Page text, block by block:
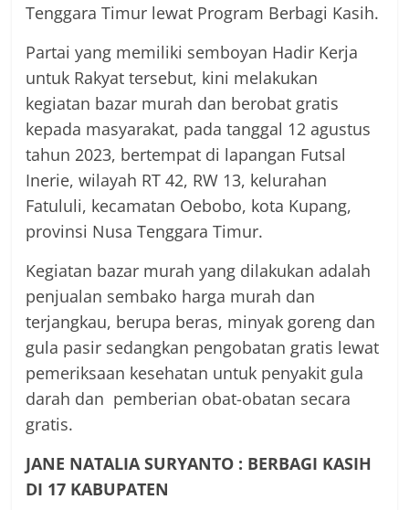
Tenggara Timur lewat Program Berbagi Kasih.
Partai yang memiliki semboyan Hadir Kerja
untuk Rakyat tersebut, kini melakukan
kegiatan bazar murah dan berobat gratis
kepada masyarakat, pada tanggal 12 agustus
tahun 2023, bertempat di lapangan Futsal
Inerie, wilayah RT 42, RW 13, kelurahan
Fatululi, kecamatan Oebobo, kota Kupang,
provinsi Nusa Tenggara Timur.
Kegiatan bazar murah yang dilakukan adalah
penjualan sembako harga murah dan
terjangkau, berupa beras, minyak goreng dan
gula pasir sedangkan pengobatan gratis lewat
pemeriksaan kesehatan untuk penyakit gula
darah dan pemberian obat-obatan secara
gratis.
JANE NATALIA SURYANTO : BERBAGI KASIH
DI 17 KABUPATEN